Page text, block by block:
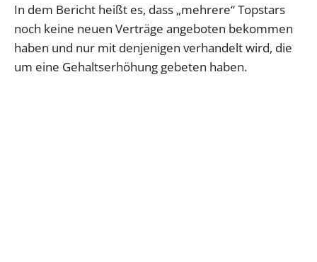
In dem Bericht heißt es, dass „mehrere“ Topstars
noch keine neuen Verträge angeboten bekommen
haben und nur mit denjenigen verhandelt wird, die
um eine Gehaltserhöhung gebeten haben.